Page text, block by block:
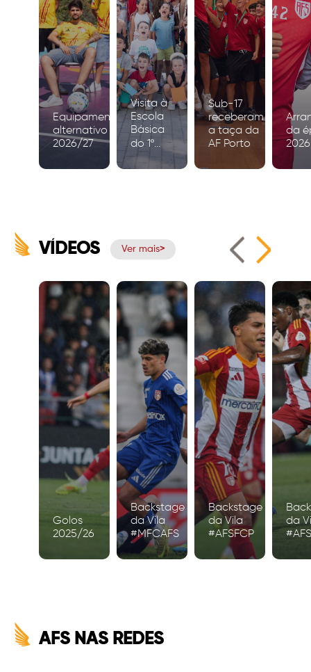
Equipamento
alternativo
2026/27
Visita à
Escola
Básica
do 1º
Ciclo de
Igreja
Sub-17
receberam
a taça da
AF Porto
da
VÍDEOS Ver mais
Golos
2025/26
Backstage
da Vila
#MFCAFS
Backstage
da Vila
#AFSFCP
da
AFS NAS REDES